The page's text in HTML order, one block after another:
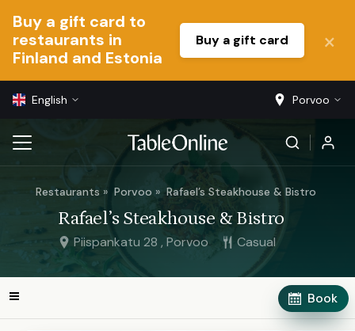
Buy a gift card to
restaurants in
Finland and Estonia
Buy a gift card
English Porvoo
Restaurants Porvoo Rafael’s Steakhouse & Bistro
Rafael’s Steakhouse & Bistro
Piispankatu 28 , Porvoo Casual
Book